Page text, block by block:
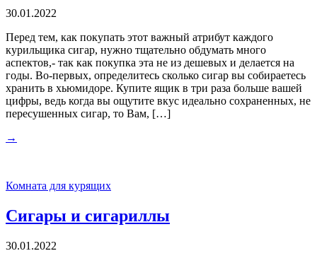
30.01.2022
Перед тем, как покупать этот важный атрибут каждого
курильщика сигар, нужно тщательно обдумать много
аспектов,- так как покупка эта не из дешевых и делается на
годы. Во-первых, определитесь сколько сигар вы собираетесь
хранить в хьюмидоре. Купите ящик в три раза больше вашей
цифры, ведь когда вы ощутите вкус идеально сохраненных, не
пересушенных сигар, то Вам, […]
→
Комната для курящих
Сигары и сигариллы
30.01.2022